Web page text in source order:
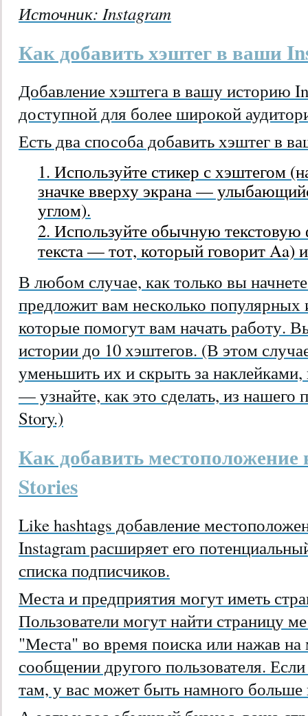
Источник: Instagram
Как добавить хэштег в ваши
Добавление хэштега в вашу историю
доступной для более широкой
Есть два способа добавить хэштег в
Используйте стикер с хэштегом
значке вверху экрана —
углом).
Используйте обычную
текста— тот, который говорит Aa)
В любом случае, как только вы
предложит вам несколько популярных
которые помогут вам начать работу.
истории до 10 хэштегов. (В этом
уменьшить их и скрыть за
— узнайте, как это сделать, из нашего
Story.)
Как добавить
Stories
Like hashtags добавление
Instagram расширяет его
списка подписчиков.
Места и предприятия могут иметь
Пользователи могут найти страницу
"Места" во время поиска или нажав
сообщении другого пользователя.
там, у вас может быть намного